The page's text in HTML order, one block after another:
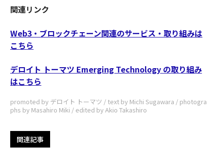
関連リンク
Web3・ブロックチェーン関連のサービス・取り組みは
こちら
デロイト トーマツ Emerging Technology の取り組み
はこちら
promoted by デロイト トーマツ / text by Michi Sugawara / photogra
phs by Masahiro Miki / edited by Akio Takashiro
関連記事